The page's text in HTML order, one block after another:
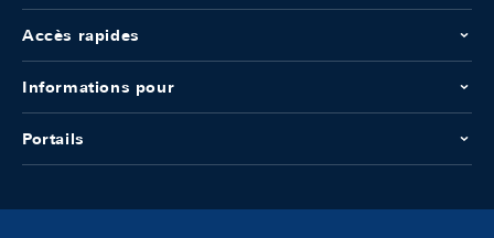
Accès rapides
Informations pour
Portails